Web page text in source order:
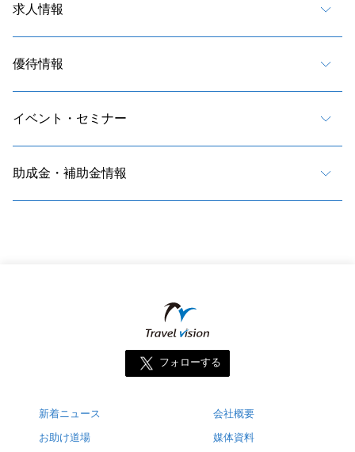
求人情報
優待情報
イベント・セミナー
助成金・補助金情報
フォローする
新着ニュース
お助け道場
会社概要
媒体資料